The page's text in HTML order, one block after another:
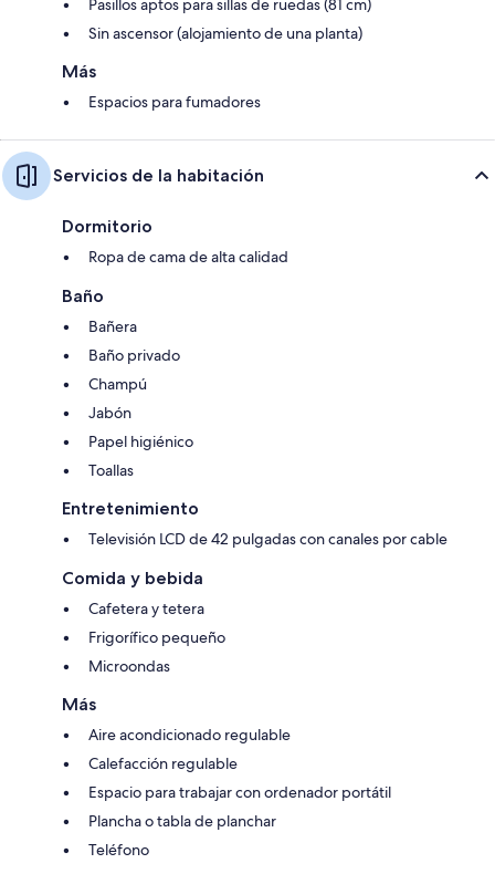
Pasillos aptos para sillas de ruedas (81 cm)
Sin ascensor (alojamiento de una planta)
Más
Espacios para fumadores
Servicios de la habitación
Dormitorio
Ropa de cama de alta calidad
Baño
Bañera
Baño privado
Champú
Jabón
Papel higiénico
Toallas
Entretenimiento
Televisión LCD de 42 pulgadas con canales por cable
Comida y bebida
Cafetera y tetera
Frigorífico pequeño
Microondas
Más
Aire acondicionado regulable
Calefacción regulable
Espacio para trabajar con ordenador portátil
Plancha o tabla de planchar
Teléfono